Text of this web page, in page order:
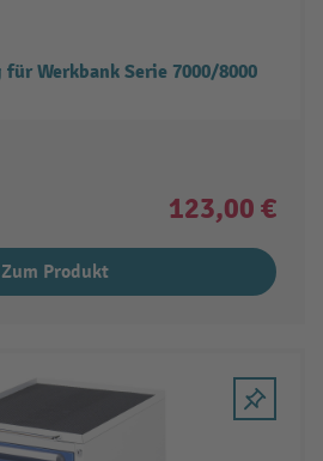
für Werkbank Serie 7000/8000
123,00 €
Zum Produkt